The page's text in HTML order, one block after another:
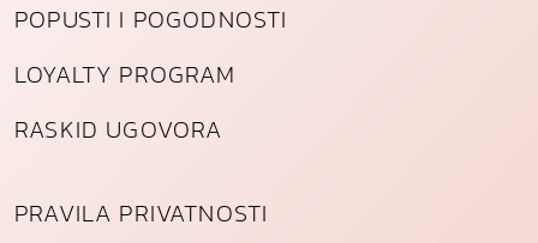
POPUSTI I POGODNOSTI
LOYALTY PROGRAM
RASKID UGOVORA
PRAVILA PRIVATNOSTI